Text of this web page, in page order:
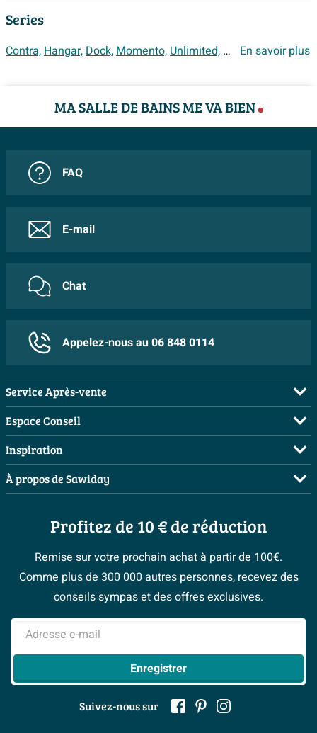
Series
Contra, Hangar, Dock, Momento, Unlimited, Unit,Urban, Spirit,
En savoir plus
MA SALLE DE BAINS ME VA BIEN
FAQ
E-mail
Chat
Appelez-nous au 06 848 0114
Service Après-vente
FAQ
Commander
Payer
Livraison / retrait
Garantie & réclamations
Politique d’avis
> Service client
Espace Conseil
Visite sur rendez-vous
Demandez votre devis
Planificateur 3D
Les bons tuyaux
Espace bricolage
> Espace Conseil
Inspiration
Salles de bains complètes
Inspiration toilettes
Moodboards
Magazine
#Mysawiday
> Inspiration salle de bains
À propos de Sawiday
Qui est Sawiday ?
Postes vacants
Espace Pro
BeCommerce
> Tout sur nos showrooms
Profitez de 10 € de réduction
Remise sur votre prochain achat à partir de 100€.
Comme plus de 300 000 autres personnes, recevez des
conseils sympas et des offres exclusives.
Adresse e-mail
Enregistrer
Suivez-nous sur